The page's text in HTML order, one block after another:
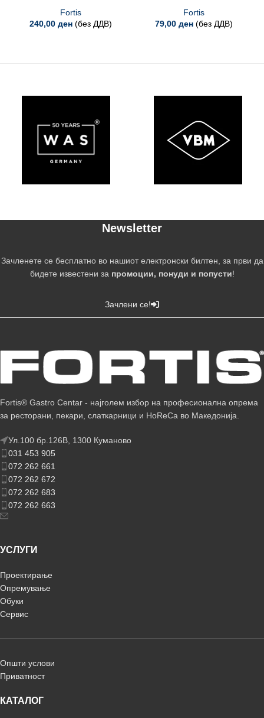
Fortis
240,00 ден (без ДДВ)
Fortis
79,00 ден (без ДДВ)
Newsletter
Зачленете се бесплатно во нашиот електронски билтен, за први да
бидете известени за промоции, понуди и попусти!
Зачлени се!
Fortis® Gastro Centar - најголем избор на професионална опрема
за ресторани, пекари, слаткарници и HoReCa во Македонија.
Ул.100 бр.126В, 1300 Куманово
031 453 905
072 262 661
072 262 672
072 262 683
072 262 663
УСЛУГИ
Проектирање
Опремување
Обуки
Сервис
Општи услови
Приватност
КАТАЛОГ